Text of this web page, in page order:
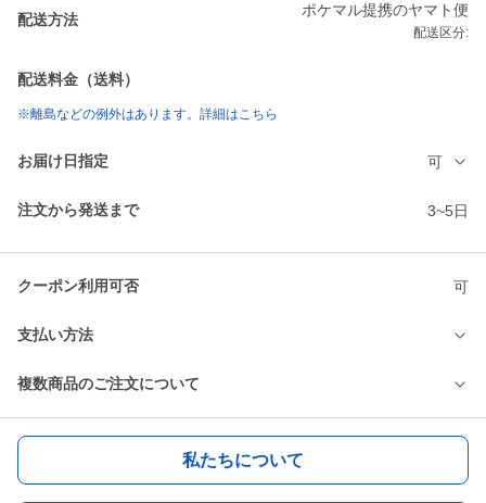
配送方法
ポケマル提携のヤマト便
配送区分:
配送料金（送料）
※離島などの例外はあります。詳細はこちら
お届け日指定 可
注文から発送まで 3~5日
クーポン利用可否 可
支払い方法
複数商品のご注文について
私たちについて